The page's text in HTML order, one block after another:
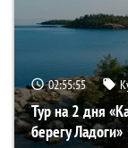
02:55:53
Тур на 2 дня
берегу Ладоги»